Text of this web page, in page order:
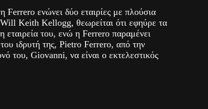
ενώνει δύο εταιρίες με πλούσια
Keith Kellogg, θεωρείται ότι εφηύρε τα
εταιρεία του, ενώ η Ferrero παραμένει
του ιδρυτή της, Pietro Ferrero, από την
του, Giovanni, να είναι ο εκτελεστικός